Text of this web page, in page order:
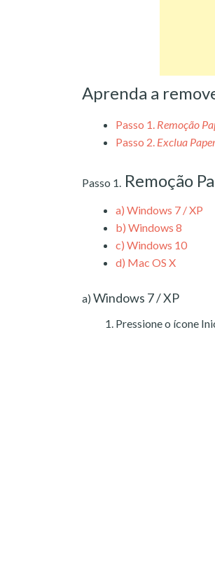
Aprenda a
Passo 1. Remoção
Passo 2. Exclua
Passo 1. Remoção
a) Windows 7 / XP
b) Windows 8
c) Windows 10
d) Mac OS X
a) Windows 7 / XP
Pressione o ícone